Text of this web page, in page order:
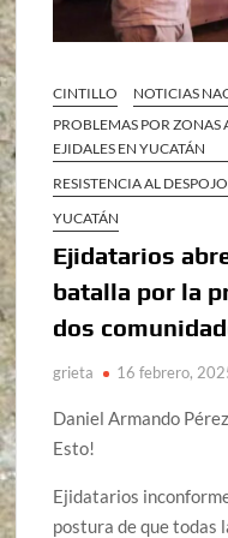
CINTILLO
NOTICIAS
PROBLEMAS POR ZONAS
EJIDALES EN YUCATÁN
RESISTENCIA AL
YUCATÁN
Ejidatarios
batalla por la
dos
grieta 16 febrero,
Daniel Armando
Esto!
Ejidatarios
postura de que todas